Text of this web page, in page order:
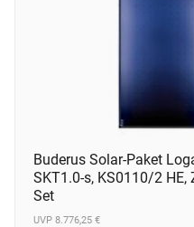
Buderus Solar-Paket
SKT1.0-s, KS0110/2
Set
UVP 8.776,25 €